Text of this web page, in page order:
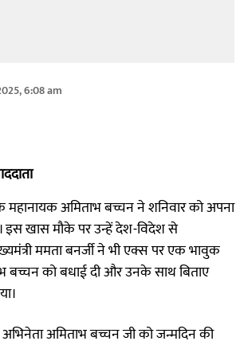
6:08 am
महानायक अमिताभ बच्चन ने शनिवार को अपना
इस खास मौके पर उन्हें देश-विदेश से
ममता बनर्जी ने भी एक्स पर एक भावुक
बच्चन को बधाई दी और उनके साथ बिताए
अमिताभ बच्चन जी को जन्मदिन की